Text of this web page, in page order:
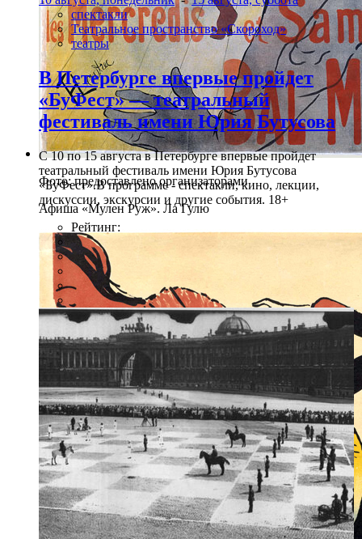
Фото: предоставлено организаторами
Афиша «Мулен Руж». Ла Гулю
спектакли
Театральное пространство «Скороход»
театры
В Петербурге впервые пройдет
«БуФест» — театральный
фестиваль имени Юрия Бутусова
С 10 по 15 августа в Петербурге впервые пройдет
театральный фестиваль имени Юрия Бутусова
«БуФест».В программе - спектакли, кино, лекции,
дискуссии, экскурсии и другие события. 18+
Рейтинг: